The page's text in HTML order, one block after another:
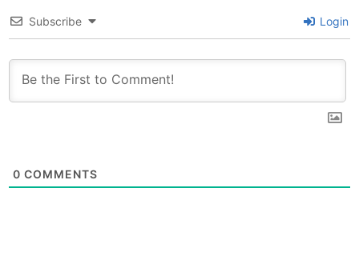
Subscribe Login
0 COMMENTS